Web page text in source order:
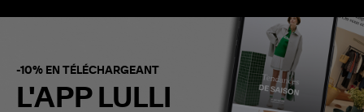
-10% EN TÉLÉCHARGEANT
L'APP LULLI